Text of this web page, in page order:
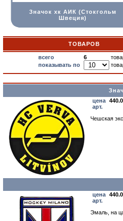
Значок хк АИК (Стокгольм
Швеция)
ТОВАРОВ
всего 6
показывать по
цена
арт.
Чешская
цена
арт.
Эмаль, на